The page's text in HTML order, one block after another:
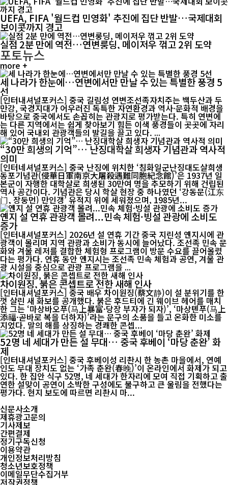
UEFA, FIFA '월드컵 민영화' 추진에 집단 반발…국제대회
보이콧까지 경고
실점 2분 만에 역전…연변룽딩, 메이저우 꺾고 2위 도약
포토뉴스
more +
세 나라가 한눈에…연변에서만 만날 수 있는 특별한 풍경 5
선
[인터내셔널포커스] 중국 길림성 연변조선족자치주는 백두산과 두
만강, 국경지대가 어우러진 독특한 자연환경과 역사·문화적 배경을
바탕으로 중국에서도 손꼽히는 관광지로 평가받는다. 특히 연변에
는 다른 지역에서는 쉽게 찾아보기 힘든 이색 풍경들이 곳곳에 자리
해 있어 국내외 관광객들의 발길을 끌고 있다. ...
“30만 희생의 기억”… 난징대학살 희생자 기념관과 역사적
의미
[인터네셔널포커스] 중국 난징에 위치한 ‘침화일군난징대도살희생
동포기념관(侵華日軍南京大屠殺遇難同胞紀念館)’은 1937년 일
본군이 자행한 대학살로 희생된 30만여 명을 추모하기 위해 건립된
역사 공간이다. 기념관은 당시 학살 현장 중 하나였던 ‘강동문(江东
门, 장둥먼) 만인갱’ 유적지 위에 세워졌으며, 1985년...
옌지 설 연휴 관광객 몰려...민속 체험·빙설 관광에 소비도
증가
[인터내셔널포커스] 2026년 설 연휴 기간 중국 지린성 옌지시에 관
광객이 몰리며 지역 관광과 소비가 동시에 늘어났다. 조선족 민속 문
화와 겨울 레저를 결합한 체험형 프로그램이 방문 수요를 끌어올렸
다는 평가다. 연휴 동안 옌지시는 조선족 민속 체험과 공연, 겨울 관
광 시설을 중심으로 관광 프로그램을 ...
차이원징, 붉은 콘셉트로 전한 새해 인사
[인터내셔널포커스] 중국 배우 차이원징(蔡文静)이 설 분위기를 한
껏 살린 새 화보를 공개했다. 붉은 후드티에 긴 웨이브 헤어를 매치
한 그는 ‘마상바오푸(马上暴富·당장 부자가 되자)’, ‘마상톈푸(马上
添福·곧바로 복을 더하자)’라는 문구의 소품을 들고 온화한 미소를
지었다. 말의 해를 상징하는 경쾌한 콘셉...
52명 네 세대가 만든 설 무대… 중국 후베이 ‘마당 춘완’ 화
제
[인터내셔널포커스] 중국 후베이성 리촨시 한 농촌 마을에서, 연예
인도 무대 장치도 없는 ‘가족 춘완(春晚)’이 온라인에서 화제가 되고
있다. 한 집안 식구 52명, 네 세대가 한자리에 모여 직접 기획하고 출
연한 설맞이 공연이 소박한 구성에도 불구하고 큰 울림을 전했다는
평가다. 현지 보도에 따르면 리촨시 마...
신문사소개
제휴광고문의
기사제보
간편결제
정기구독신청
이용약관
개인정보처리방침
청소년보호정책
이메일무단수집거부
저작권정책